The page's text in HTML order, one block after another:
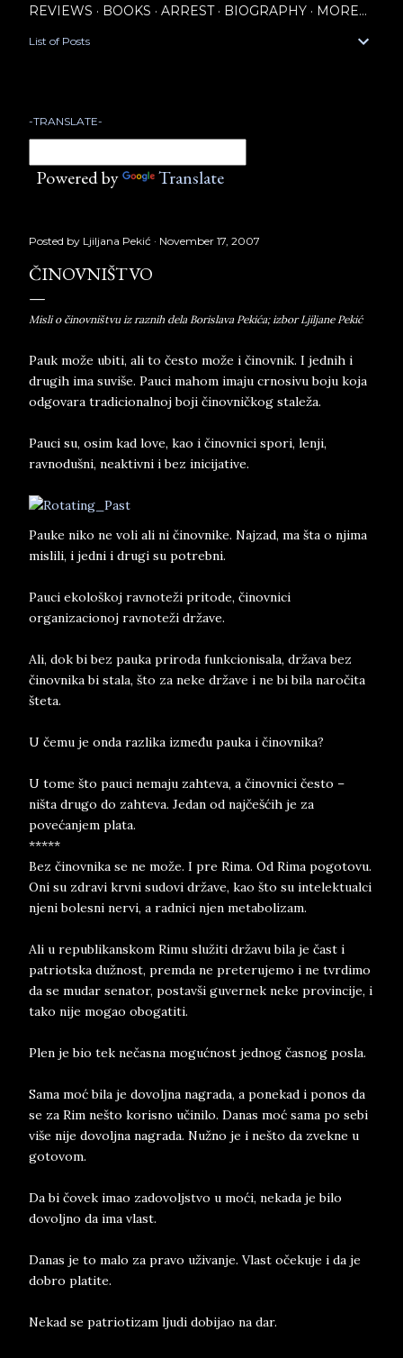
REVIEWS BOOKS ARREST BIOGRAPHY MORE…
List of Posts
-TRANSLATE-
Powered by Translate
Posted by Ljiljana Pekić November 17, 2007
ČINOVNIŠTVO
Misli o činovništvu iz raznih dela Borislava Pekića; izbor Ljiljane Pekić
Pauk može ubiti, ali to često može i činovnik. I jednih i
drugih ima suviše. Pauci mahom imaju crnosivu boju koja
odgovara tradicionalnoj boji činovničkog staleža.
Pauci su, osim kad love, kao i činovnici spori, lenji,
ravnodušni, neaktivni i bez inicijative.
Pauke niko ne voli ali ni činovnike. Najzad, ma šta o njima
mislili, i jedni i drugi su potrebni.
Pauci ekološkoj ravnoteži pritode, činovnici
organizacionoj ravnoteži države.
Ali, dok bi bez pauka priroda funkcionisala, država bez
činovnika bi stala, što za neke države i ne bi bila naročita
šteta.
U čemu je onda razlika između pauka i činovnika?
U tome što pauci nemaju zahteva, a činovnici često –
ništa drugo do zahteva. Jedan od najčešćih je za
povećanjem plata.
*****
Bez činovnika se ne može. I pre Rima. Od Rima pogotovu.
Oni su zdravi krvni sudovi države, kao što su intelektualci
njeni bolesni nervi, a radnici njen metabolizam.
Ali u republikanskom Rimu služiti državu bila je čast i
patriotska dužnost, premda ne preterujemo i ne tvrdimo
da se mudar senator, postavši guvernek neke provincije, i
tako nije mogao obogatiti.
Plen je bio tek nečasna mogućnost jednog časnog posla.
Sama moć bila je dovoljna nagrada, a ponekad i ponos da
se za Rim nešto korisno učinilo. Danas moć sama po sebi
više nije dovoljna nagrada. Nužno je i nešto da zvekne u
gotovom.
Da bi čovek imao zadovoljstvo u moći, nekada je bilo
dovoljno da ima vlast.
Danas je to malo za pravo uživanje. Vlast očekuje i da je
dobro platite.
Nekad se patriotizam ljudi dobijao na dar.